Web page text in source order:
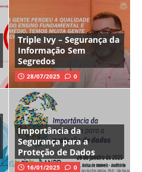
Triple Ivy – Segurança da
Informação Sem
Segredos
28/07/2025 0
Importância da
Segurança para a
Proteção de Dados
16/01/2025 0